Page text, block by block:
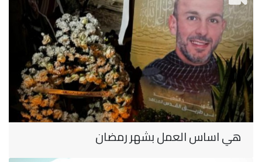
هي اساس العمل بشهر رمضان